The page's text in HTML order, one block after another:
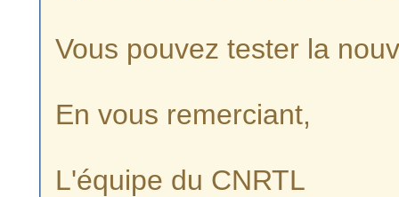
Vous pouvez tester la
En vous remerciant,
L'équipe du CNRTL